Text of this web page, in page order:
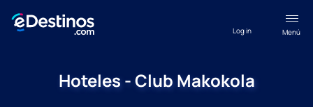
Menú
Log in
Hoteles - Club Makokola